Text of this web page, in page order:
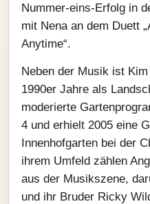
Nummer-eins-Erfolg in
mit Nena an dem Duett
Anytime“.
Neben der Musik ist
1990er Jahre als
moderierte
4 und erhielt 2005 eine
Innenhofgarten bei der
ihrem Umfeld zählen
aus der Musikszene,
und ihr Bruder Ricky